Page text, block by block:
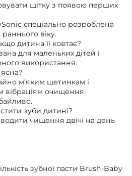
щітку з появою перших
спеціально розроблена
віку.
дитина її ковтає?
для маленьких дітей і
використання.
м’яким щетинкам і
вібраціям очищення
зуби дитині?
чищення двічі на день
зубної пасти Brush-Baby